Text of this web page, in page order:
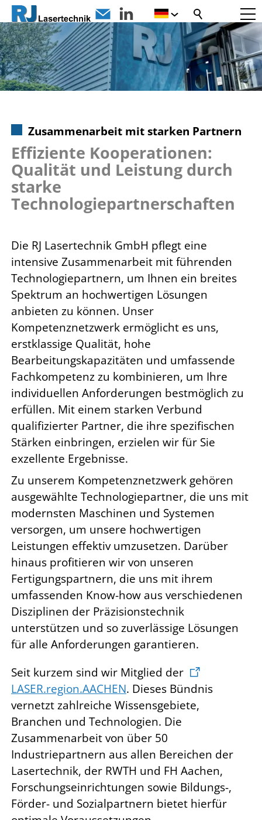
Zusammenarbeit mit starken Partnern
Effiziente Kooperationen:
Qualität und Leistung durch
starke
Technologiepartnerschaften
Die RJ Lasertechnik GmbH pflegt eine
intensive Zusammenarbeit mit führenden
Technologiepartnern, um Ihnen ein breites
Spektrum an hochwertigen Lösungen
anbieten zu können. Unser
Kompetenznetzwerk ermöglicht es uns,
erstklassige Qualität, hohe
Bearbeitungskapazitäten und umfassende
Fachkompetenz zu kombinieren, um Ihre
individuellen Anforderungen bestmöglich zu
erfüllen. Mit einem starken Verbund
qualifizierter Partner, die ihre spezifischen
Stärken einbringen, erzielen wir für Sie
exzellente Ergebnisse.
Zu unserem Kompetenznetzwerk gehören
ausgewählte Technologiepartner, die uns mit
modernsten Maschinen und Systemen
versorgen, um unsere hochwertigen
Leistungen effektiv umzusetzen. Darüber
hinaus profitieren wir von unseren
Fertigungspartnern, die uns mit ihrem
umfassenden Know-how aus verschiedenen
Disziplinen der Präzisionstechnik
unterstützen und so zuverlässige Lösungen
für alle Anforderungen garantieren.
Seit kurzem sind wir Mitglied der
LASER.region.AACHEN. Dieses Bündnis
vernetzt zahlreiche Wissensgebiete,
Branchen und Technologien. Die
Zusammenarbeit von über 50
Industriepartnern aus allen Bereichen der
Lasertechnik, der RWTH und FH Aachen,
Forschungseinrichtungen sowie Bildungs-,
Förder- und Sozialpartnern bietet hierfür